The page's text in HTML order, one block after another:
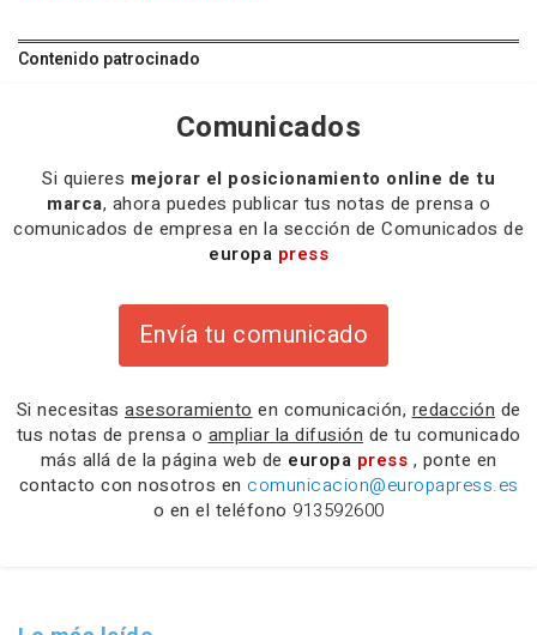
Contenido patrocinado
Comunicados
Si quieres mejorar el posicionamiento online de tu
marca, ahora puedes publicar tus notas de prensa o
comunicados de empresa en la sección de Comunicados de
europa press
Envía tu comunicado
Si necesitas asesoramiento en comunicación, redacción de
tus notas de prensa o ampliar la difusión de tu comunicado
más allá de la página web de europa press , ponte en
contacto con nosotros en comunicacion@europapress.es
o en el teléfono 913592600